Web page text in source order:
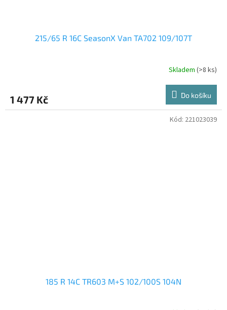
215/65 R 16C SeasonX Van TA702 109/107T
Skladem (>8 ks)
1 477 Kč Do košíku
185 R 14C TR603 M+S 102/100S 104N
Kód: 221023039